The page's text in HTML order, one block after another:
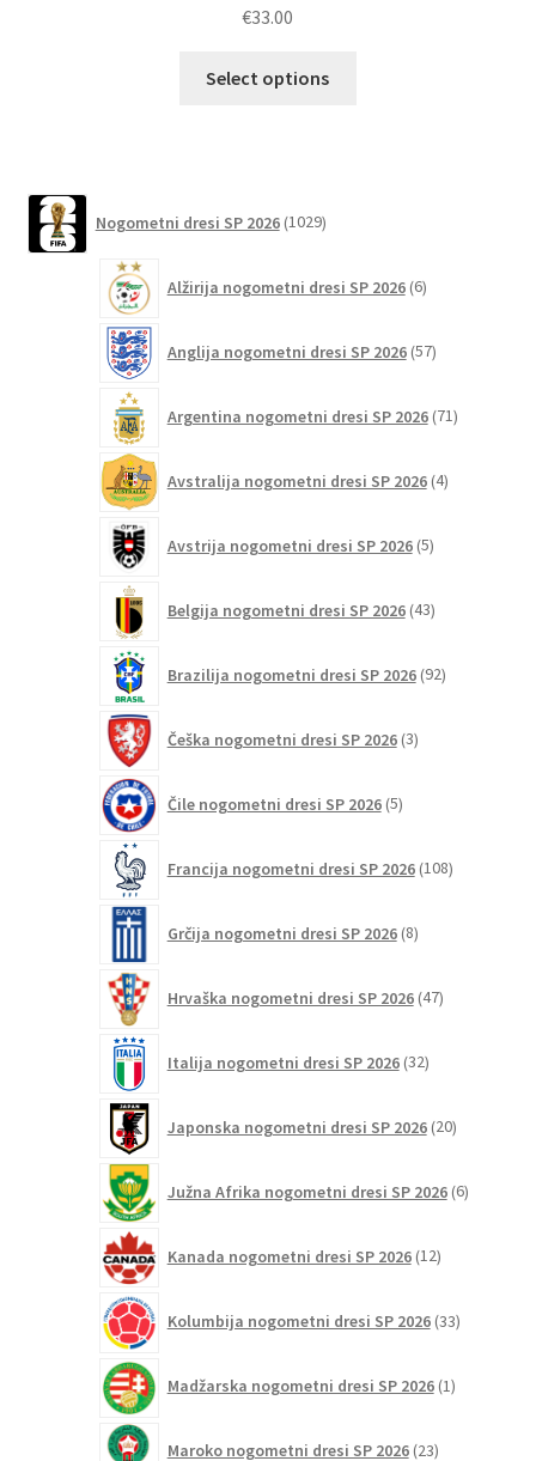
€33.00
Select options
na
izdelka
Nogometni dresi SP 2026 1029izdelkov
Alžirija nogometni dresi SP 2026 6izdelkov
Anglija nogometni dresi SP 2026 57izdelkov
Argentina nogometni dresi SP 2026 71izdelkov
Avstralija nogometni dresi SP 2026 4izdelki
Avstrija nogometni dresi SP 2026 5izdelkov
Belgija nogometni dresi SP 2026 43izdelkov
Brazilija nogometni dresi SP 2026 92izdelkov
Češka nogometni dresi SP 2026 3izdelki
Čile nogometni dresi SP 2026 5izdelkov
Francija nogometni dresi SP 2026 108izdelkov
Grčija nogometni dresi SP 2026 8izdelkov
Hrvaška nogometni dresi SP 2026 47izdelkov
Italija nogometni dresi SP 2026 32izdelkov
Japonska nogometni dresi SP 2026 20izdelkov
Južna Afrika nogometni dresi SP 2026 6izdelkov
Kanada nogometni dresi SP 2026 12izdelkov
Kolumbija nogometni dresi SP 2026 33izdelkov
Madžarska nogometni dresi SP 2026 1izdelek
Maroko nogometni dresi SP 2026 23